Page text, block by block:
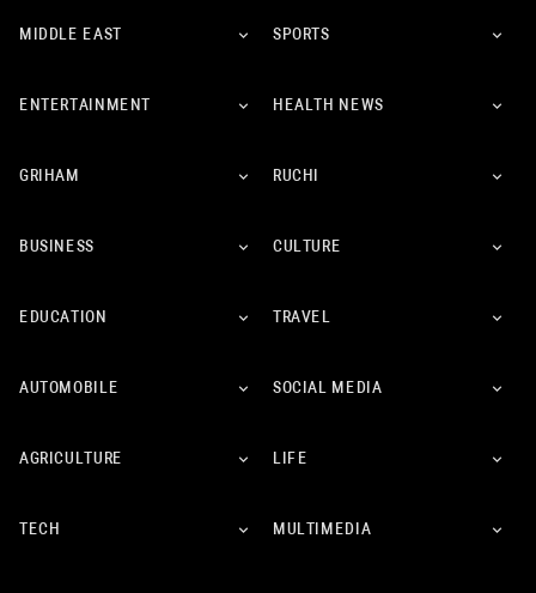
MIDDLE EAST SPORTS
ENTERTAINMENT HEALTH NEWS
GRIHAM RUCHI
BUSINESS CULTURE
EDUCATION TRAVEL
AUTOMOBILE SOCIAL MEDIA
AGRICULTURE LIFE
TECH MULTIMEDIA